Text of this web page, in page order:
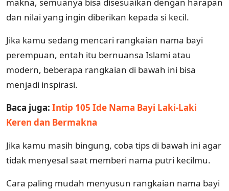
dan nilai yang ingin diberikan kepada si kecil.
Jika kamu sedang mencari rangkaian nama bayi
perempuan, entah itu bernuansa Islami atau
modern, beberapa rangkaian di bawah ini bisa
menjadi inspirasi.
Baca juga: Intip 105 Ide Nama Bayi Laki-Laki
Keren dan Bermakna
Jika kamu masih bingung, coba tips di bawah ini agar
tidak menyesal saat memberi nama putri kecilmu.
Cara paling mudah menyusun rangkaian nama bayi